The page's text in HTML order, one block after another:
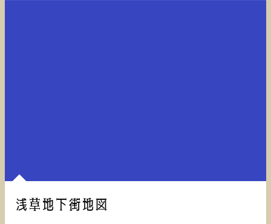
浅草地下街地図